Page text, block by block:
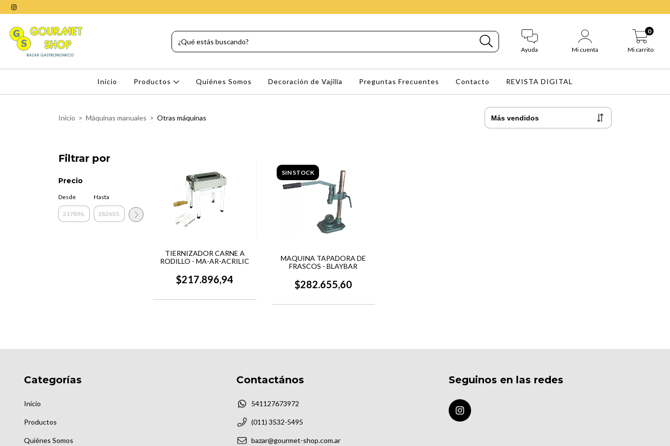
Ayuda Mi cuenta Mi carrito
0
Inicio Productos Quiénes Somos Decoración de Vajilla Preguntas Frecuentes Contacto REVISTA DIGITAL
Inicio > Máquinas manuales > Otras máquinas
Filtrar por
Precio
Desde Hasta
TIERNIZADOR CARNE A
RODILLO - MA-AR-ACRILIC
$217.896,94
SIN STOCK
MAQUINA TAPADORA DE
FRASCOS - BLAYBAR
$282.655,60
Categorías
Inicio
Productos
Quiénes Somos
Contactános
541127673972
(011) 3532-5495
bazar@gourmet-shop.com.ar
Seguinos en las redes